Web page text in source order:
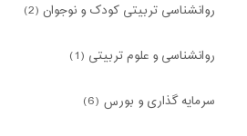
روانشناسی تربیتی کودک و نوجوان (2)
روانشناسی و علوم تربیتی (1)
سرمایه گذاری و بورس (6)